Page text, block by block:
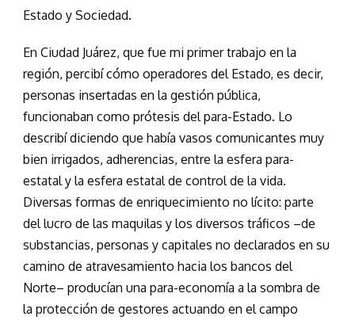
Estado y Sociedad.
En Ciudad Juárez, que fue mi primer trabajo en la
región, percibí cómo operadores del Estado, es decir,
personas insertadas en la gestión pública,
funcionaban como prótesis del para-Estado. Lo
describí diciendo que había vasos comunicantes muy
bien irrigados, adherencias, entre la esfera para-
estatal y la esfera estatal de control de la vida.
Diversas formas de enriquecimiento no lícito: parte
del lucro de las maquilas y los diversos tráficos –de
substancias, personas y capitales no declarados en su
camino de atravesamiento hacia los bancos del
Norte– producían una para-economía a la sombra de
la protección de gestores actuando en el campo